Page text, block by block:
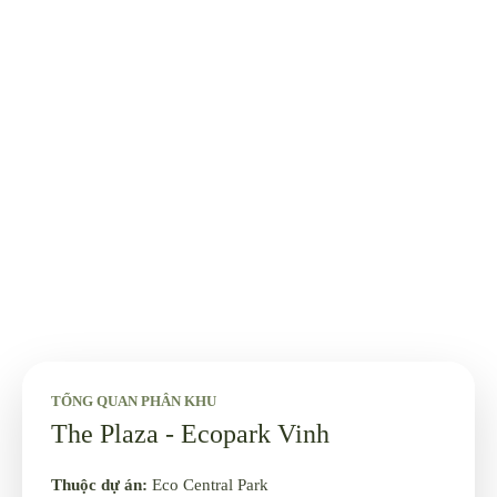
TỔNG QUAN PHÂN KHU
The Plaza - Ecopark Vinh
Thuộc dự án: Eco Central Park